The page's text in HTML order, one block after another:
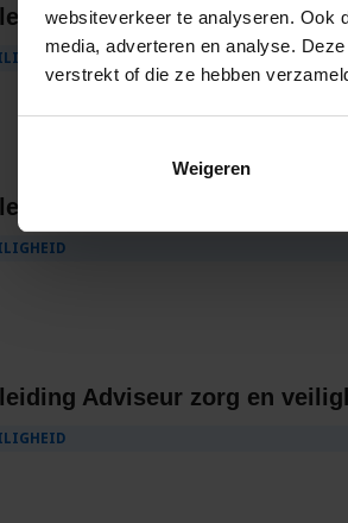
websiteverkeer te analyseren. Ook
media, adverteren en analyse.
verstrekt of die ze hebben
Weigeren
Personen met
Sociale Veiligheid in de
Adviseur zorg en